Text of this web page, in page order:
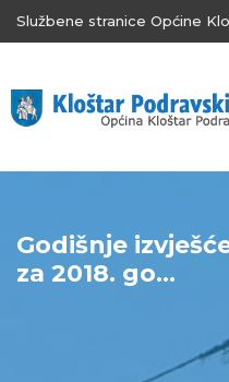
Službene stranice Općine
Godišnje
za 2018. go...